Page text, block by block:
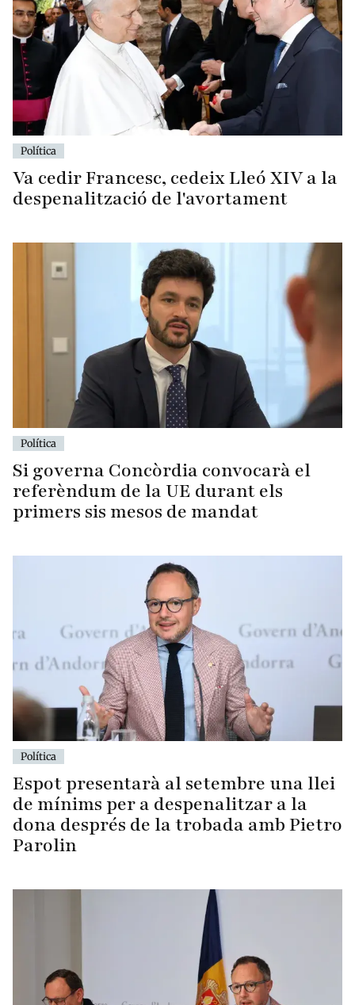
Política
Va cedir Francesc, cedeix Lleó XIV a la
despenalització de l'avortament
Política
Si governa Concòrdia convocarà el
referèndum de la UE durant els
primers sis mesos de mandat
Política
Espot presentarà al setembre una llei
de mínims per a despenalitzar a la
dona després de la trobada amb Pietro
Parolin